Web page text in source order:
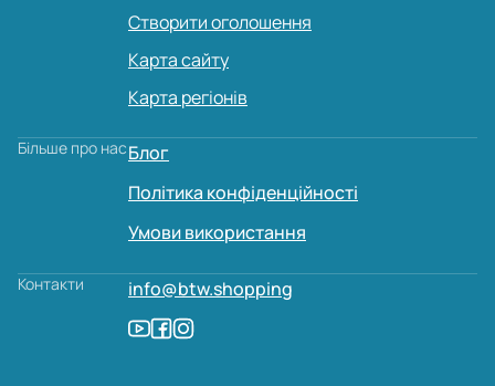
Створити оголошення
Карта сайту
Карта регіонів
Більше про насБлог
Політика конфіденційності
Умови використання
Контакти info@btw.shopping